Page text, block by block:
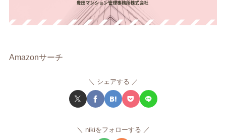
Amazonサーチ
シェアする
nikiをフォローする